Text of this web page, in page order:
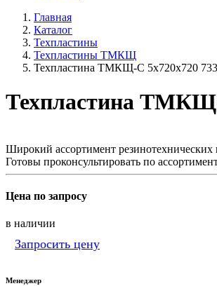
Главная
Каталог
Техпластины
Техпластины ТМКЩ
Техпластина ТМКЩ-С 5х720х720
Техпластина ТМКЩ-
Широкий ассортимент
Готовы проконсультировать по
Цена по запросу
в наличии
Запросить цену
Менеджер